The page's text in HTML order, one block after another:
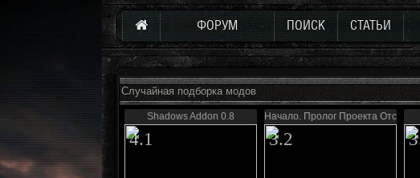
ФОРУМ ПОИСК СТАТЬИ
Случайная подборка модов
Shadows Addon 0.8
4.1
Начало. Пролог Проекта
3.2